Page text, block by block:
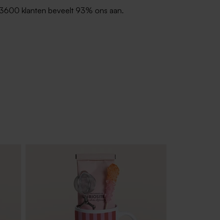
klanten beveelt 93% ons aan.